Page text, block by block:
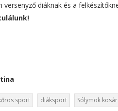
versenyző diáknak és a
sport diáksport Sólymok